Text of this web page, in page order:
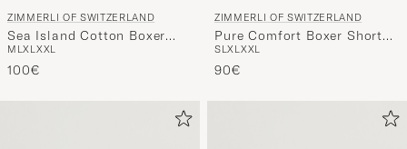
ZIMMERLI OF SWITZERLAND
Sea Island Cotton Boxer
Briefs White
M LXLXXL
100€
ZIMMERLI OF SWITZERLAND
Pure Comfort Boxer Shorts
Black
SLXLXXL
90€